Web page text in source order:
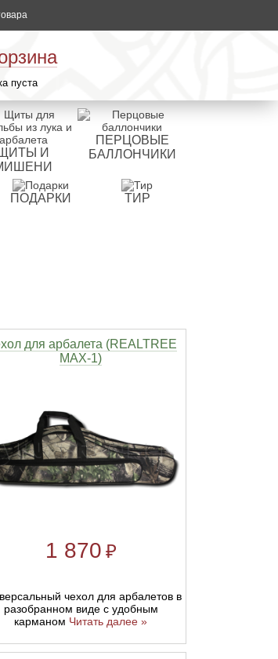
пуста
ЩИТЫ И
ПЕРЦОВЫЕ
БАЛЛОНЧИКИ
ПОДАРКИ ТИР
для арбалета (REALTREE
MAX-1)
1 870 ₽
чехол для арбалетов в
разобранном виде с удобным
карманом Читать далее »